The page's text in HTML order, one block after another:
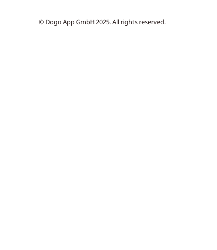
© Dogo App GmbH 2025. All rights reserved.